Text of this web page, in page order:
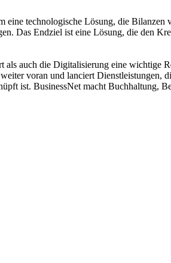
technologische Lösung, die
Das Endziel ist eine Lösung, die den
auch die Digitalisierung eine wichtige
voran und lanciert
ist. BusinessNet macht Buchhaltung,